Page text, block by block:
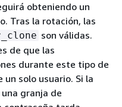
obteniendo un
Tras la rotación, las
son válidas.
de que las
durante este tipo de
solo usuario. Si la
granja de